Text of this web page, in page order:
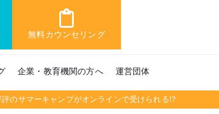
無料カウンセリング
企業・教育機関の方へ 運営団体
評のサマーキャンプがオンラインで受けられる!?